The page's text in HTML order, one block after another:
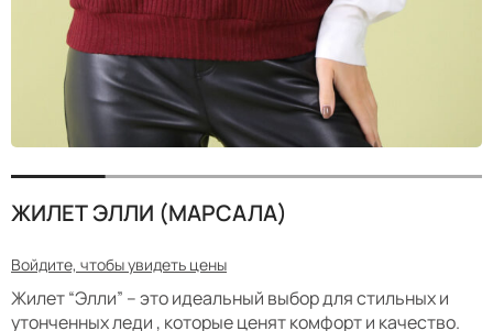
ЖИЛЕТ ЭЛЛИ (МАРСАЛА)
Войдите, чтобы увидеть цены
Жилет “Элли” – это идеальный выбор для стильных и
утонченных леди , которые ценят комфорт и качество.